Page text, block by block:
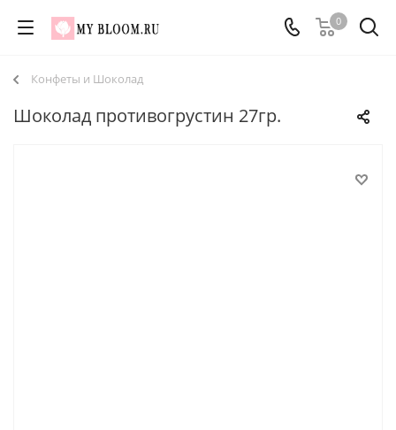
0
Конфеты и Шоколад
Шоколад противогрустин 27гр.